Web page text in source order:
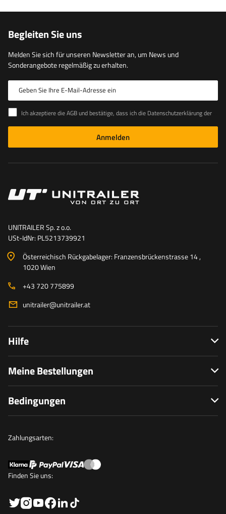
Begleiten Sie uns
Melden Sie sich für unseren Newsletter an, um News und
Sonderangebote regelmäßig zu erhalten.
Geben Sie Ihre E-Mail-Adresse ein
Ich akzeptiere die AGB und bestätige, dass ich die Datenschutzerklärung der Website zur Kenntnis genommen habe
Anmelden
UNITRAILER Sp. z o.o.
USt-IdNr: PL5213739921
Österreichisch Rückgabelager: Franzensbrückenstrasse 14 ,
1020 Wien
+43 720 775899
unitrailer@unitrailer.at
Hilfe
Meine Bestellungen
Bedingungen
Zahlungsarten:
Finden Sie uns: